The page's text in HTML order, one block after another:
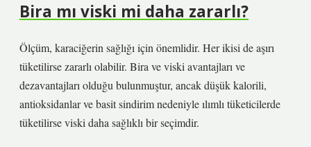
Bira mı viski mi daha zararlı?
Ölçüm, karaciğerin sağlığı için önemlidir. Her ikisi de aşırı
tüketilirse zararlı olabilir. Bira ve viski avantajları ve
dezavantajları olduğu bulunmuştur, ancak düşük kalorili,
antioksidanlar ve basit sindirim nedeniyle ılımlı tüketicilerde
tüketilirse viski daha sağlıklı bir seçimdir.